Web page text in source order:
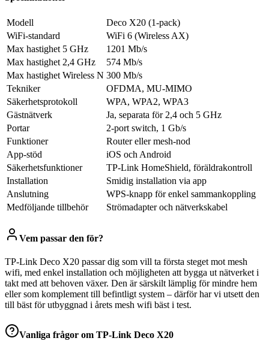
Modell
Deco X20 (1-pack)
WiFi-standard
WiFi 6 (Wireless AX)
Max hastighet 5 GHz
1201 Mb/s
Max hastighet 2,4 GHz
574 Mb/s
Max hastighet Wireless N 300 Mb/s
Tekniker
OFDMA, MU-MIMO
Säkerhetsprotokoll
WPA, WPA2, WPA3
Gästnätverk
Ja, separata för 2,4 och 5 GHz
Portar
2-port switch, 1 Gb/s
Funktioner
Router eller mesh-nod
App-stöd
iOS och Android
Säkerhetsfunktioner
TP-Link HomeShield, föräldrakontroll
Installation
Smidig installation via app
Anslutning
WPS-knapp för enkel sammankoppling
Medföljande tillbehör
Strömadapter och nätverkskabel
Vem passar den för?
TP-Link Deco X20 passar dig som vill ta första steget mot mesh
wifi, med enkel installation och möjligheten att bygga ut nätverket i
takt med att behoven växer. Den är särskilt lämplig för mindre hem
eller som komplement till befintligt system – därför har vi utsett den
till bäst för utbyggnad i årets mesh wifi bäst i test.
Vanliga frågor om TP-Link Deco X20